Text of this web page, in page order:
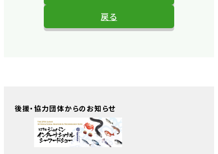
戻る
後援・協力団体からのお知らせ